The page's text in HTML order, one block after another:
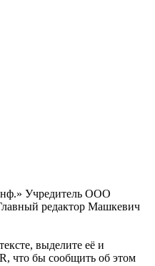
Учредитель ООО
редактор Машкевич
выделите её и
что бы сообщить об этом